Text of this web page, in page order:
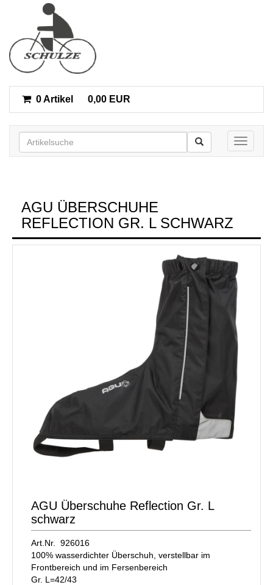
0 Artikel 0,00 EUR
Toggle
AGU ÜBERSCHUHE
REFLECTION GR. L SCHWARZ
AGU Überschuhe Reflection Gr. L
schwarz
Art.Nr. 926016
100% wasserdichter Überschuh, verstellbar im
Frontbereich und im Fersenbereich
Gr. L=42/43